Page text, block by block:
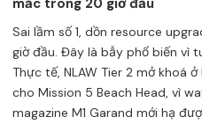
mắc trong 20 giờ đầu
Sai lầm số 1, dồn resource
giờ đầu. Đây là bẫy phổ biến vì
Thực tế, NLAW Tier 2 mở khoá
cho Mission 5 Beach Head, vì
magazine M1 Garand mới hạ